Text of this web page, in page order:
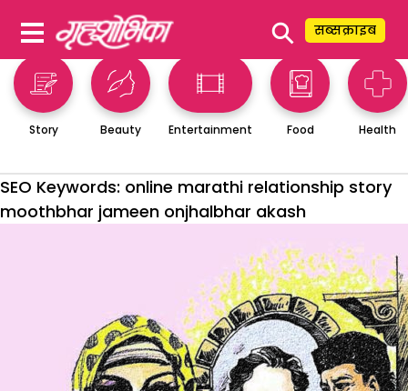
⚲ सब्सक्राइब
Story Beauty Entertainment Food Health
SEO Keywords: online marathi relationship story
moothbhar jameen onjhalbhar akash